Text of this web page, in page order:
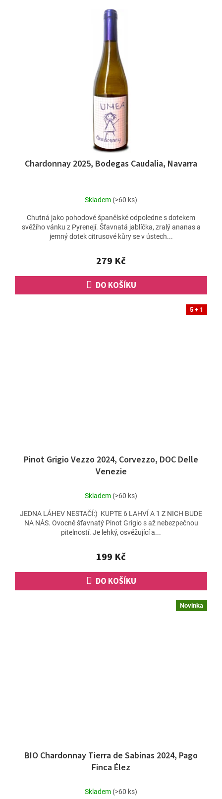
Chardonnay 2025, Bodegas Caudalia, Navarra
Skladem (>60 ks)
279 Kč
DO KOŠÍKU
Chutná jako pohodové španělské odpoledne s dotekem
svěžího vánku z Pyrenejí. Šťavnatá jablíčka, zralý ananas a
jemný dotek citrusové kůry se v ústech...
5 + 1
Pinot Grigio Vezzo 2024, Corvezzo, DOC Delle
Venezie
Skladem (>60 ks)
199 Kč
DO KOŠÍKU
JEDNA LÁHEV NESTAČÍ:) KUPTE 6 LAHVÍ A 1 Z NICH BUDE
NA NÁS. Ovocně šťavnatý Pinot Grigio s až nebezpečnou
pitelností. Je lehký, osvěžující a...
Novinka
BIO Chardonnay Tierra de Sabinas 2024, Pago
Finca Élez
Skladem (>60 ks)